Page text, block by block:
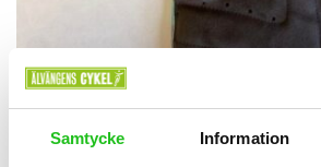
Samtycke Information
Bianchi RC Gloves